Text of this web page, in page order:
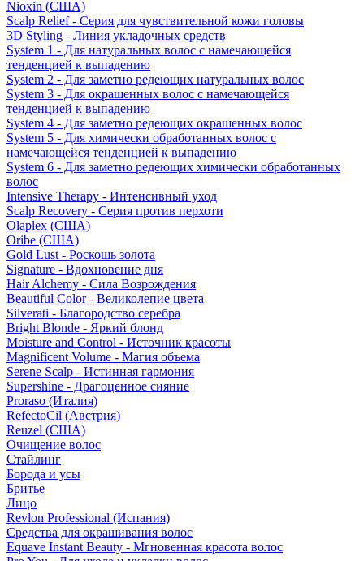
Nioxin (США)
Scalp Relief - Серия для чувствительной кожи головы
3D Styling - Линия укладочных средств
System 1 - Для натуральных волос с намечающейся
тенденцией к выпадению
System 2 - Для заметно редеющих натуральных волос
System 3 - Для окрашенных волос с намечающейся
тенденцией к выпадению
System 4 - Для заметно редеющих окрашенных волос
System 5 - Для химически обработанных волос с
намечающейся тенденцией к выпадению
System 6 - Для заметно редеющих химически обработанных
волос
Intensive Therapy - Интенсивный уход
Scalp Recovery - Серия против перхоти
Olaplex (США)
Oribe (США)
Gold Lust - Роскошь золота
Signature - Вдохновение дня
Hair Alchemy - Сила Возрождения
Beautiful Color - Великолепие цвета
Silverati - Благородство серебра
Bright Blonde - Яркий блонд
Moisture and Control - Источник красоты
Magnificent Volume - Магия объема
Serene Scalp - Истинная гармония
Supershine - Драгоценное сияние
Proraso (Италия)
RefectoCil (Австрия)
Reuzel (США)
Очищение волос
Стайлинг
Борода и усы
Бритье
Лицо
Revlon Professional (Испания)
Средства для окрашивания волос
Equave Instant Beauty - Мгновенная красота волос